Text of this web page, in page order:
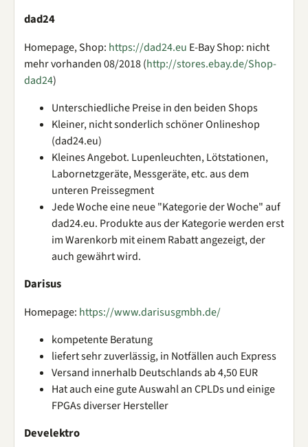
dad24
Homepage, Shop: https://dad24.eu E-Bay Shop: nicht
mehr vorhanden 08/2018 (http://stores.ebay.de/Shop-
dad24)
Unterschiedliche Preise in den beiden Shops
Kleiner, nicht sonderlich schöner Onlineshop
(dad24.eu)
Kleines Angebot. Lupenleuchten, Lötstationen,
Labornetzgeräte, Messgeräte, etc. aus dem
unteren Preissegment
Jede Woche eine neue "Kategorie der Woche" auf
dad24.eu. Produkte aus der Kategorie werden erst
im Warenkorb mit einem Rabatt angezeigt, der
auch gewährt wird.
Darisus
Homepage: https://www.darisusgmbh.de/
kompetente Beratung
liefert sehr zuverlässig, in Notfällen auch Express
Versand innerhalb Deutschlands ab 4,50 EUR
Hat auch eine gute Auswahl an CPLDs und einige
FPGAs diverser Hersteller
Develektro